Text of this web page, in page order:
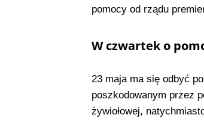
pomocy od rządu
W czwartek o
23 maja ma się odbyć
poszkodowanym przez
żywiołowej,